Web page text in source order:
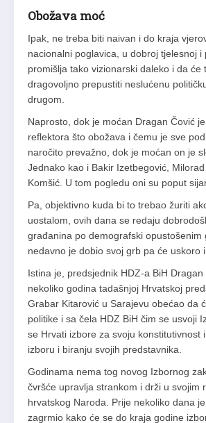
Obožava moć
Ipak, ne treba biti naivan i do kraja
nacionalni poglavica, u dobroj tjelesnoj i
promišlja tako vizionarski daleko i da će
dragovoljno prepustiti neslućenu
drugom.
Naprosto, dok je moćan Dragan Čović
reflektora što obožava i čemu je sve
naročito prevažno, dok je moćan on je
Jednako kao i Bakir Izetbegović,
Komšić. U tom pogledu oni su poput
Pa, objektivno kuda bi to trebao žuriti
uostalom, ovih dana se redaju
građanina po demografski opustošenim
nedavno je dobio svoj grb pa će uskoro i
Istina je, predsjednik HDZ-a BiH
nekoliko godina tadašnjoj Hrvatskoj
Grabar Kitarović u Sarajevu obećao da
politike i sa čela HDZ BiH čim se usvoji
se Hrvati izbore za svoju konstitutivnost
izboru i biranju svojih predstavnika.
Godinama nema tog novog Izbornog
čvršće upravlja strankom i drži u svojim
hrvatskog Naroda. Prije nekoliko dana
zagrmio kako će se do kraja godine